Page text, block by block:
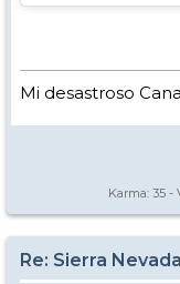
Mi desastroso
Karma: 35 -
Re: Sierra